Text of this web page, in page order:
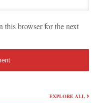
this browser for the next
EXPLORE ALL